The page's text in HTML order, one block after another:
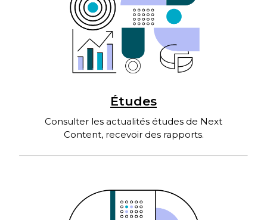
Études
Consulter les actualités études de Next
Content, recevoir des rapports.